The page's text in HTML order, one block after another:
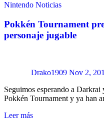
Nintendo Noticias
Pokkén Tournament
personaje jugable
Drako1909 Nov 2,
Seguimos esperando a
Pokkén Tournament y ya han
Leer más